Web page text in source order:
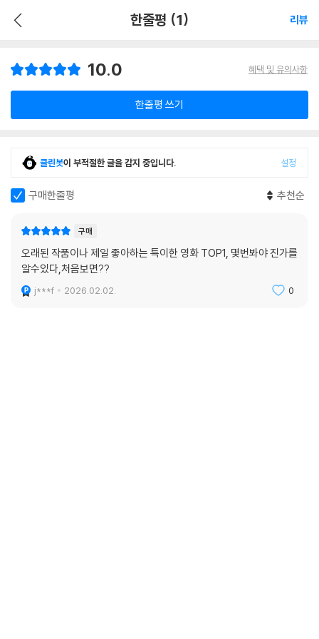
한줄평 (1) 리뷰
10.0 혜택 및 유의사항
한줄평 쓰기
클린봇이 부적절한 글을 감지 중입니다. 설정
구매한줄평 추천순
구매
오래된 작품이나 제일 좋아하는 특이한 영화 TOP1, 몇번봐야 진가를
알수있다,처음보면??
j***f 2026.02.02. 0